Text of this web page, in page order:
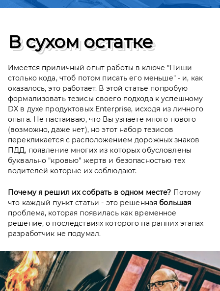
В сухом остатке
Имеется приличный опыт работы в ключе "Пиши
столько кода, чтоб потом писать его меньше" - и, как
оказалось, это работает. В этой статье попробую
формализовать тезисы своего подхода к успешному
DX в духе продуктовых Enterprise, исходя из личного
опыта. Не настаиваю, что Вы узнаете много нового
(возможно, даже нет), но этот набор тезисов
перекликается с расположением дорожных знаков
ПДД, появление многих из которых обусловлены
буквально "кровью" жертв и безопасностью тех
водителей которые их соблюдают.
Почему я решил их собрать в одном месте? Потому
что каждый пункт статьи - это решенная большая
проблема, которая появилась как временное
решение, о последствиях которого на ранних этапах
разработчик не подумал.